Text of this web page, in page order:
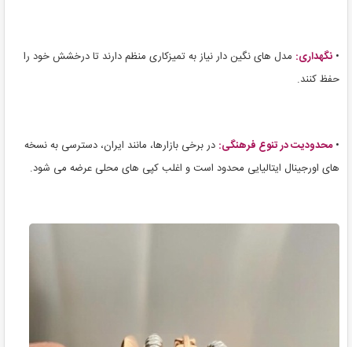
• نگهداری: مدل های نگین دار نیاز به تمیزکاری منظم دارند تا درخشش خود را
حفظ کنند.
•محدودیت در تنوع فرهنگی: در برخی بازارها، مانند ایران، دسترسی به نسخه
های اورجینال ایتالیایی محدود است و اغلب کپی های محلی عرضه می شود.